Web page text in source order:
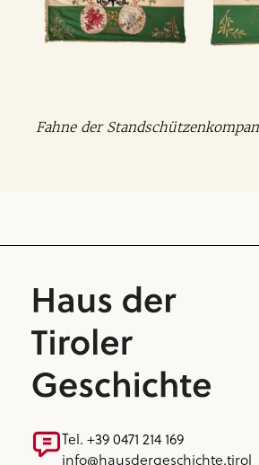
Fahne der
Tel. +39 0471 214 169
info@hausdergeschichte.tirol